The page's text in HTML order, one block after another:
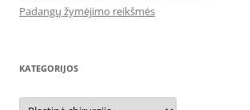
Padangų žymėjimo reikšmės
KATEGORIJOS
Kategorijos